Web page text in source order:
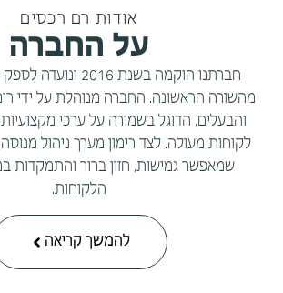
אודות רם רכסים
על החברה
חברתנו הוקמה בשנת
מהשורה הראשונה. החברה מנוהלת על ידי
והבעלים, הדוגל בשמירה על ערכי
לקוחות מעולה. לצד רימון מערך ניהול
שמאפשר גמישות, חזון ברור והתמקדות
הלקוחות.
להמשך קריאה